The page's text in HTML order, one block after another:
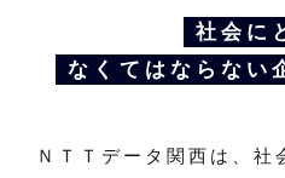
社会に
なくてはならない
ＮＴＴデータ関西は、社